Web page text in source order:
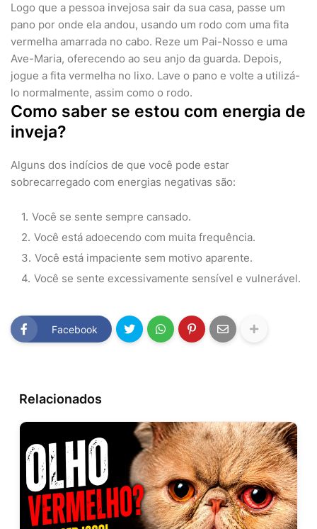
Logo que a pessoa invejosa sair da sua casa, passe um
pano por onde ela andou, usando um rodo com uma fita
vermelha amarrada no cabo. Reze um Pai-Nosso e uma
Ave-Maria, oferecendo ao seu anjo da guarda. Depois,
jogue a fita vermelha no lixo. Lave o pano e volte a utilizá-
lo normalmente, assim como o rodo.
Como saber se estou com energia de
inveja?
Alguns dos indícios de que você pode estar
sobrecarregado com energias negativas são:
Você se sente sempre cansado.
Você está adoecendo com muita frequência.
Você está impaciente sem motivo aparente.
Você se sente excessivamente sensível e vulnerável.
Facebook
Relacionados